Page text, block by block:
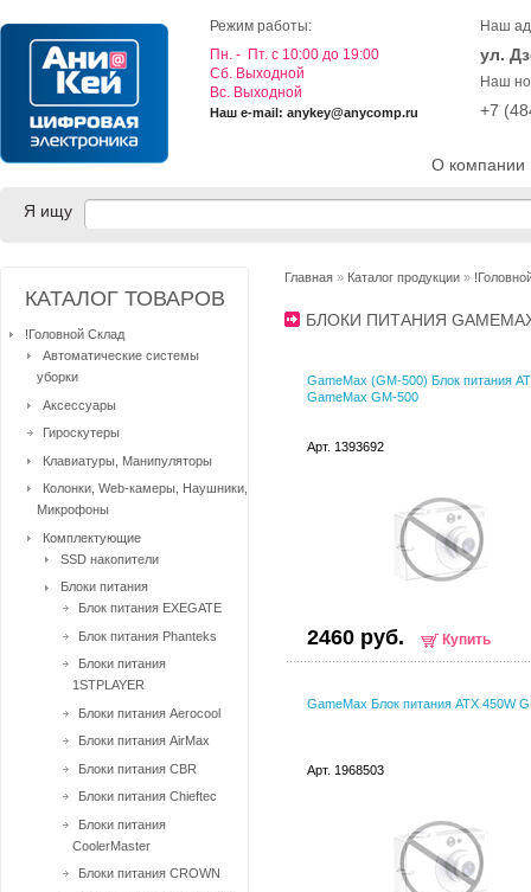
О компании
Режим работы:
Пн. - Пт. с 10:00 до 19:00
Cб. Выходной
Вс. Выходной
Наш e-mail: anykey@anycomp.ru
Наш
ул.
Наш
+7
Я ищу
Главная » Каталог продукции »
БЛОКИ ПИТАНИЯ
GameMax (GM-500) Блок питания
GameMax GM-500
Арт. 1393692
2460 руб. Купить
GameMax Блок питания ATX 450W
Арт. 1968503
КАТАЛОГ ТОВАРОВ
!Головной Склад
Автоматические системы
уборки
Аксессуары
Гироскутеры
Клавиатуры, Манипуляторы
Колонки, Web-камеры, Наушники,
Микрофоны
Комплектующие
SSD накопители
Блоки питания
Блок питания EXEGATE
Блок питания Phanteks
Блоки питания
1STPLAYER
Блоки питания Aerocool
Блоки питания AirMax
Блоки питания CBR
Блоки питания Chieftec
Блоки питания
CoolerMaster
Блоки питания CROWN